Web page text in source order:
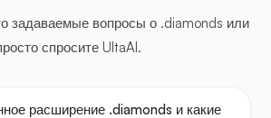
задаваемые вопросы о .diamonds или
спросите UltaAI.
расширение .diamonds и какие